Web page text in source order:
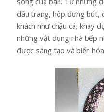
dấu trang, hộp đựng bút,
khách như chậu cá, khay
những vật dụng nhà bếp
được sáng tạo và biến